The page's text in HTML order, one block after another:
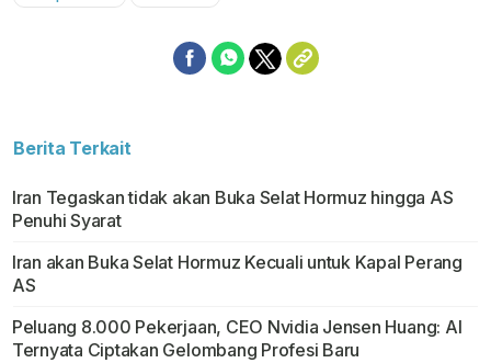
Berita Terkait
Iran Tegaskan tidak akan Buka Selat Hormuz hingga AS
Penuhi Syarat
Iran akan Buka Selat Hormuz Kecuali untuk Kapal Perang
AS
Peluang 8.000 Pekerjaan, CEO Nvidia Jensen Huang: AI
Ternyata Ciptakan Gelombang Profesi Baru